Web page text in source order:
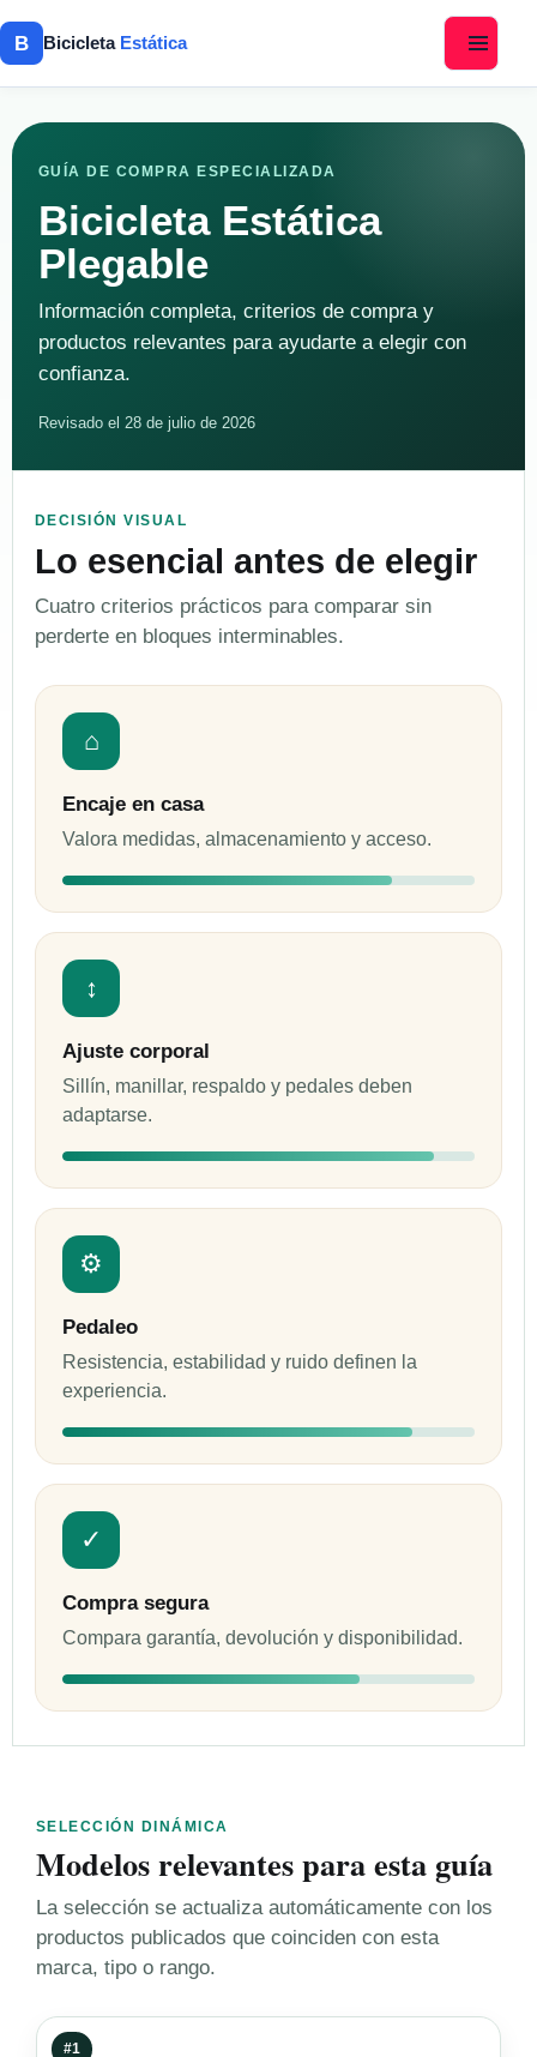
B Bicicleta Estática
GUÍA DE COMPRA ESPECIALIZADA
Bicicleta Estática
Plegable
Información completa, criterios de compra y
productos relevantes para ayudarte a elegir con
confianza.
Revisado el 28 de julio de 2026
DECISIÓN VISUAL
Lo esencial antes de elegir
Cuatro criterios prácticos para comparar sin
perderte en bloques interminables.
⌂
Encaje en casa
Valora medidas, almacenamiento y acceso.
↕
Ajuste corporal
Sillín, manillar, respaldo y pedales deben
adaptarse.
⚙
Pedaleo
Resistencia, estabilidad y ruido definen la
experiencia.
✓
Compra segura
Compara garantía, devolución y disponibilidad.
SELECCIÓN DINÁMICA
Modelos relevantes para esta guía
La selección se actualiza automáticamente con los
productos publicados que coinciden con esta
marca, tipo o rango.
#1